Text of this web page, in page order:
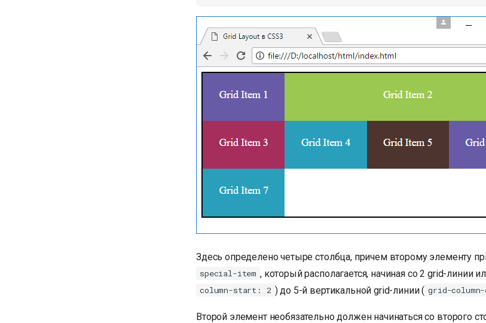
Здесь определено четыре столбца, причем второму элементу
special-item , который располагается, начиная со 2 grid-линии
column-start: 2 ) до 5-й вертикальной grid-линии ( grid-
Второй элемент необязательно должен начинаться со второго